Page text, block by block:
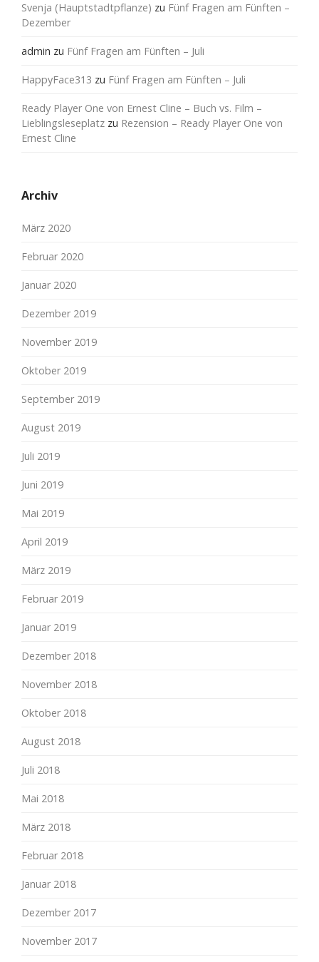
Svenja (Hauptstadtpflanze) zu Fünf Fragen am Fünften –
Dezember
admin zu Fünf Fragen am Fünften – Juli
HappyFace313 zu Fünf Fragen am Fünften – Juli
Ready Player One von Ernest Cline – Buch vs. Film –
Lieblingsleseplatz zu Rezension – Ready Player One von
Ernest Cline
Archiv
März 2020
Februar 2020
Januar 2020
Dezember 2019
November 2019
Oktober 2019
September 2019
August 2019
Juli 2019
Juni 2019
Mai 2019
April 2019
März 2019
Februar 2019
Januar 2019
Dezember 2018
November 2018
Oktober 2018
August 2018
Juli 2018
Mai 2018
März 2018
Februar 2018
Januar 2018
Dezember 2017
November 2017